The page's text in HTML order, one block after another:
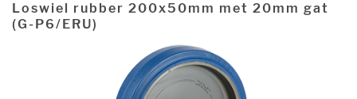
Loswiel rubber 200x50mm met 20mm gat
(G-P6/ERU)